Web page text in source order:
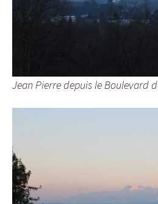
Jean Pierre depuis le Boulevard